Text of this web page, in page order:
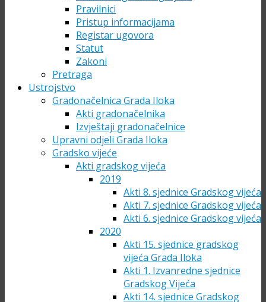
Pravilnici
Pristup informacijama
Registar ugovora
Statut
Zakoni
Pretraga
Ustrojstvo
Gradonačelnica Grada Iloka
Akti gradonačelnika
Izvještaji gradonačelnice
Upravni odjeli Grada Iloka
Gradsko vijeće
Akti gradskog vijeća
2019
Akti 8. sjednice Gradskog vijeća
Akti 7. sjednice Gradskog vijeća
Akti 6. sjednice Gradskog vijeća
2020
Akti 15. sjednice gradskog
vijeća Grada Iloka
Akti 1. Izvanredne sjednice
Gradskog Vijeća
Akti 14. sjednice Gradskog